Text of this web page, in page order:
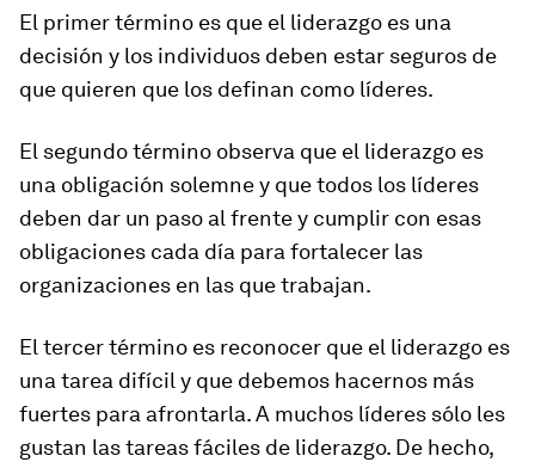
El primer término es que el liderazgo es una
decisión y los individuos deben estar seguros de
que quieren que los definan como líderes.
El segundo término observa que el liderazgo es
una obligación solemne y que todos los líderes
deben dar un paso al frente y cumplir con esas
obligaciones cada día para fortalecer las
organizaciones en las que trabajan.
El tercer término es reconocer que el liderazgo es
una tarea difícil y que debemos hacernos más
fuertes para afrontarla. A muchos líderes sólo les
gustan las tareas fáciles de liderazgo. De hecho,